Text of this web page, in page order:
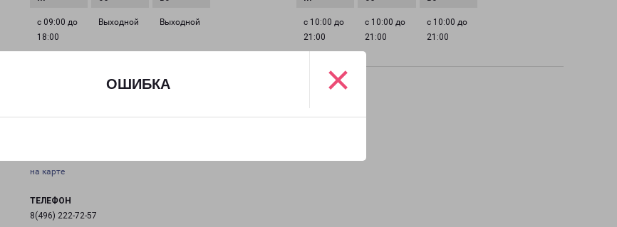
ОШИБКА ×
с 09:00 до
18:00
Выходной Выходной
с 10:00 до
21:00
с 10:00 до
21:00
с 10:00 до
21:00
на карте
ТЕЛЕФОН
8(496) 222-72-57